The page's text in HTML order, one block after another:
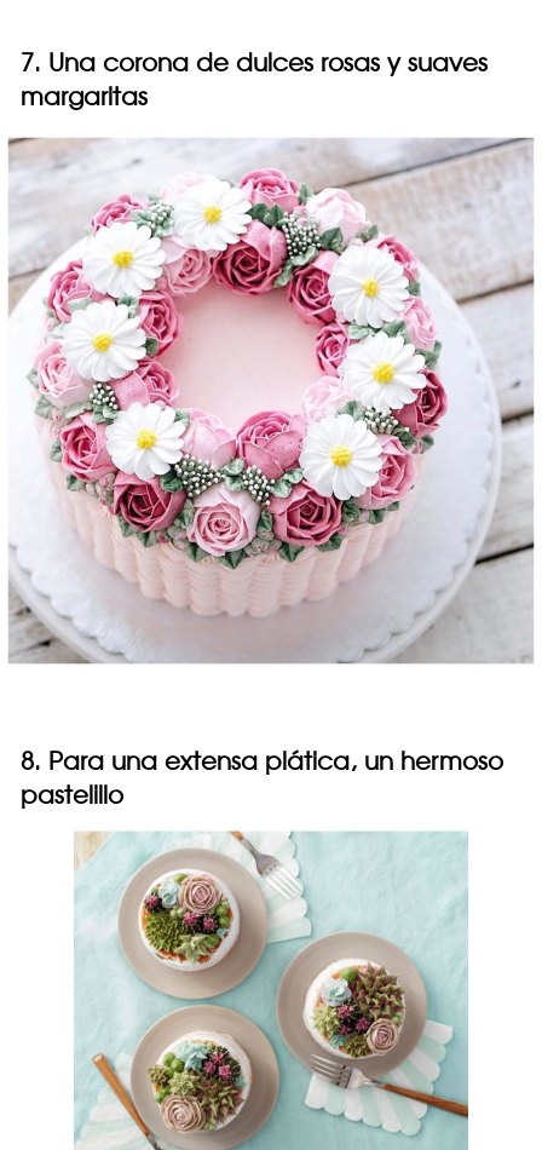
7. Una corona de dulces rosas y suaves
margaritas
8. Para una extensa plática, un hermoso
pastelillo